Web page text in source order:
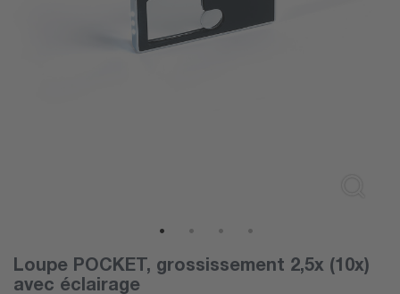
Loupe POCKET, grossissement 2,5x (10x)
avec éclairage